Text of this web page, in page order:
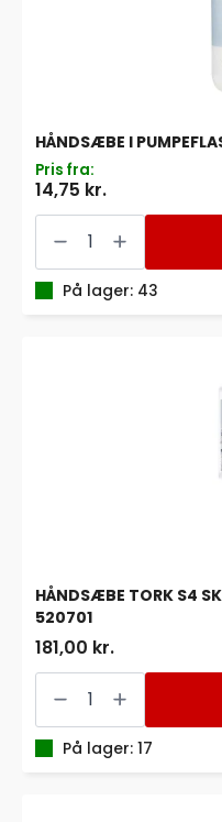
HÅNDSÆBE I
Pris fra:
14,75 kr.
HÅNDSÆBE
0.5LTR.
antalPå lager: 43
HÅNDSÆBE TORK S4
520701
181,00 kr.
HÅNDSÆBE
TORK
SKUM
LUKSUS
På lager: 17